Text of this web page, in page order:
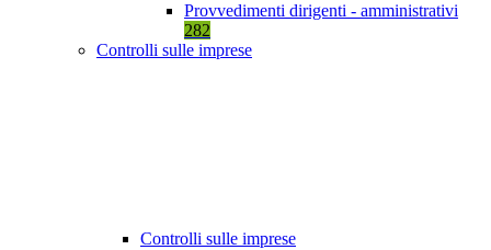
Provvedimenti dirigenti - amministrativi
282
Controlli sulle imprese
Controlli sulle imprese